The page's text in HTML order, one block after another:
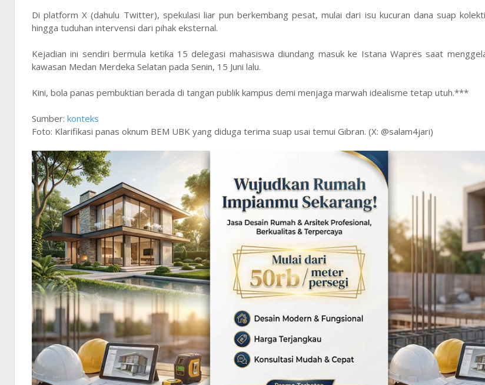
Di platform X (dahulu Twitter), spekulasi liar pun berkembang pesat, mulai dari isu kucuran dana suap
hingga tuduhan intervensi dari pihak eksternal.
Kejadian ini sendiri bermula ketika 15 delegasi mahasiswa diundang masuk ke Istana Wapres saat
kawasan Medan Merdeka Selatan pada Senin, 15 Juni lalu.
Kini, bola panas pembuktian berada di tangan publik kampus demi menjaga marwah idealisme tetap utuh.***
Sumber: konteks
Foto: Klarifikasi panas oknum BEM UBK yang diduga terima suap usai temui Gibran. (X: @salam4jari)